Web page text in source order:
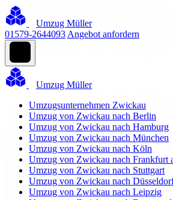
Umzug Müller
01579-2644093 Angebot anfordern
Umzug Müller
Umzugsunternehmen Zwickau
Umzug von Zwickau nach Berlin
Umzug von Zwickau nach Hamburg
Umzug von Zwickau nach München
Umzug von Zwickau nach Köln
Umzug von Zwickau nach Frankfurt
Umzug von Zwickau nach Stuttgart
Umzug von Zwickau nach
Umzug von Zwickau nach Leipzig